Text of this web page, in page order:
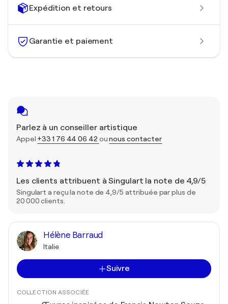
Expédition et retours
Garantie et paiement
Parlez à un conseiller artistique
Appel +33 1 76 44 06 42 ounous contacter
Les clients attribuent à Singulart la note de 4,9/5
Singulart a reçu la note de 4,9/5 attribuée par plus de
20 000 clients.
Hélène Barraud
Italie
Suivre
COLLECTION ASSOCIÉE